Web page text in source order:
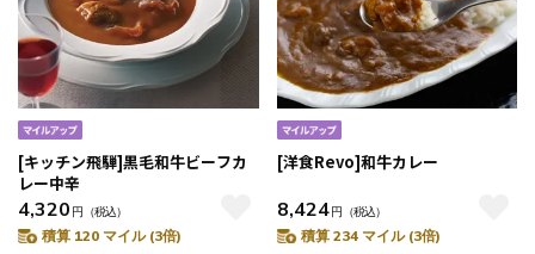
[キッチン飛騨]黒毛和牛ビーフカ
レー中辛
4,320 円 （税込）
積算 120 マイル (3倍)
[洋食Revo]和牛カレー
8,424円 （税込）
積算 234 マイル (3倍)